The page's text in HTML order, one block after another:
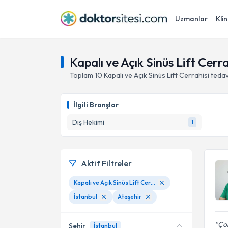
Uzmanlar
Kapalı ve Açık Sinüs Lift
Toplam 10 Kapalı ve Açık Sinüs Lift Cerrahisi
İlgili Branşlar
Diş Hekimi
1
Aktif Filtreler
Kapalı ve Açık Sinüs Lift Cerrahisi
İstanbul
Ataşehir
Şehir İstanbul